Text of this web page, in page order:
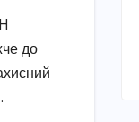
до